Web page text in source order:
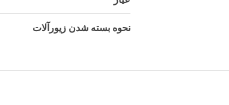
نحوه بسته شدن زیورآلات